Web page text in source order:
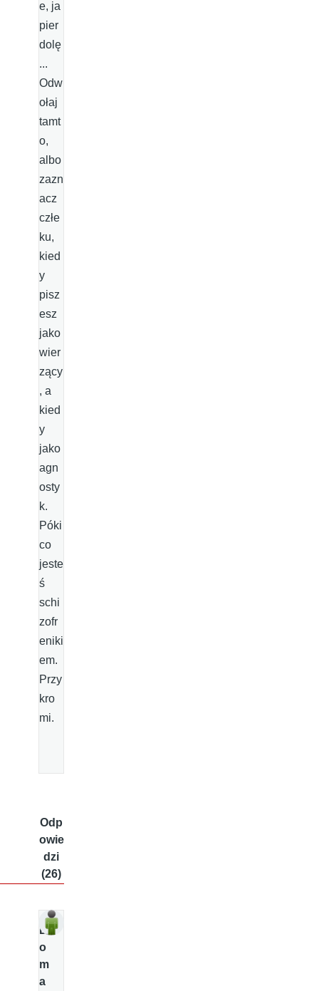
e, ja
pier
dolę
...
Odw
ołaj
tamt
o,
albo
zazn
acz
człe
ku,
kied
y
pisz
esz
jako
wier
zący
, a
kied
y
jako
agn
osty
k.
Póki
co
jeste
ś
schi
zofr
eniki
em.
Przy
kro
mi.
Odp
owie
dzi
(26)
D
o
m
a